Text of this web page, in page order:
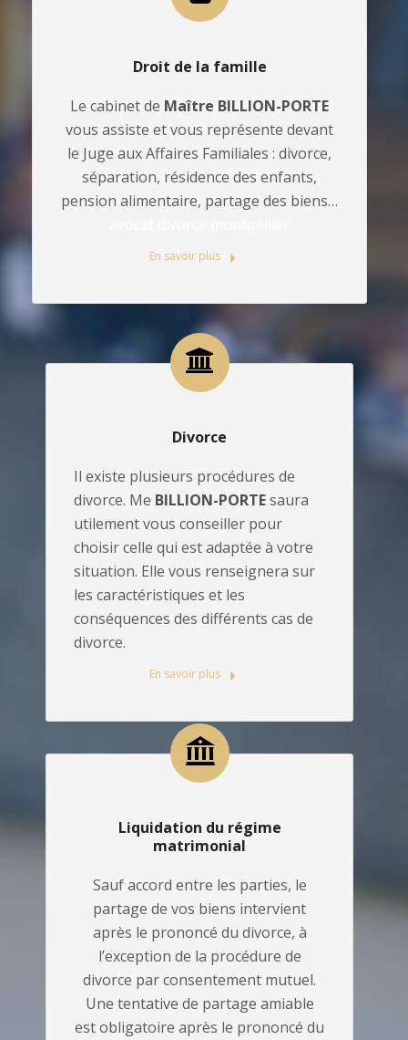
Droit de la famille
Le cabinet de Maître BILLION-PORTE
vous assiste et vous représente devant
le Juge aux Affaires Familiales : divorce,
séparation, résidence des enfants,
pension alimentaire, partage des biens…
En savoir plus
Divorce
Il existe plusieurs procédures de
divorce. Me BILLION-PORTEsaura
utilement vous conseiller pour
choisir celle qui est adaptée à votre
situation. Elle vous renseignera sur
les caractéristiques et les
conséquences des différents cas de
divorce.
En savoir plus
Liquidation du régime
matrimonial
Sauf accord entre les parties, le
partage de vos biens intervient
après le prononcé du divorce, à
l’exception de la procédure de
divorce par consentement mutuel.
Une tentative de partage amiable
est obligatoire après le prononcé du